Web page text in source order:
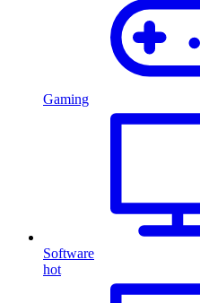
Gaming
Software
hot